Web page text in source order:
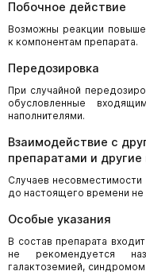
Побочное действие
Возможны реакции
к компонентам препарата.
Передозировка
При случайной
обусловленные
наполнителями.
Взаимодействие с
препаратами и
Случаев
до настоящего времени не
Особые указания
В состав препарата
не рекомендуется
галактоземией,